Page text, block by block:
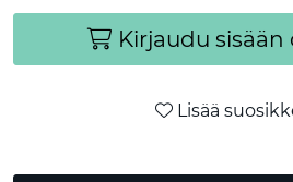
Kirjaudu sisään
Lisää